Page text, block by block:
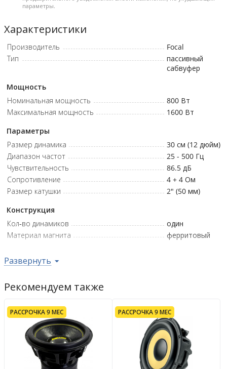
Максимальный линейный ход 22,5 мм обеспечивает
Инновационный жёсткий немагнитный аудиокаркас и
«кнопочная» клеммная колодка облегчают монтаж и
параметры.
Характеристики
Производитель
Focal
Тип
пассивный
сабвуфер
Мощность
Номинальная мощность
800 Вт
Максимальная мощность
1600 Вт
Параметры
Размер динамика
30 см (12 дюйм)
Диапазон частот
25 - 500 Гц
Чувствительность
86.5 дБ
Сопротивление
4 + 4 Ом
Размер катушки
2" (50 мм)
Конструкция
Кол-во динамиков
один
Материал магнита
ферритовый
Fs, частота резонанса диффузора
Qes, электрическая добротность
Vas, эквивалентный объем
50
Xmax, линейный ход
22.5мм
Установочные размеры
Монтажная глубина
172мм
Развернуть
Рекомендуем также
РАССРОЧКА 9 МЕС РАССРОЧКА 9 МЕС